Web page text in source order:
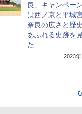
良」キャンペー
は西ノ京と平城宮
奈良の広さと歴
あふれる史跡を
た
2023